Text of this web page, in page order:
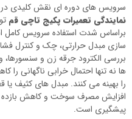
سرویس های دوره ای نقش کلیدی در
نمایندگی تعمیرات پکیج تاچی قم
براساس شدت استفاده سرویس
سازی مبدل حرارتی، چک و کنترل
بررسی الکترود جرقه زن و
ها نه تنها احتمال خرابی ناگهانی
را بهینه می کنند. مبدل های کثیف
افزایش مصرف سوخت و کاهش بازده
پیشگیری است.